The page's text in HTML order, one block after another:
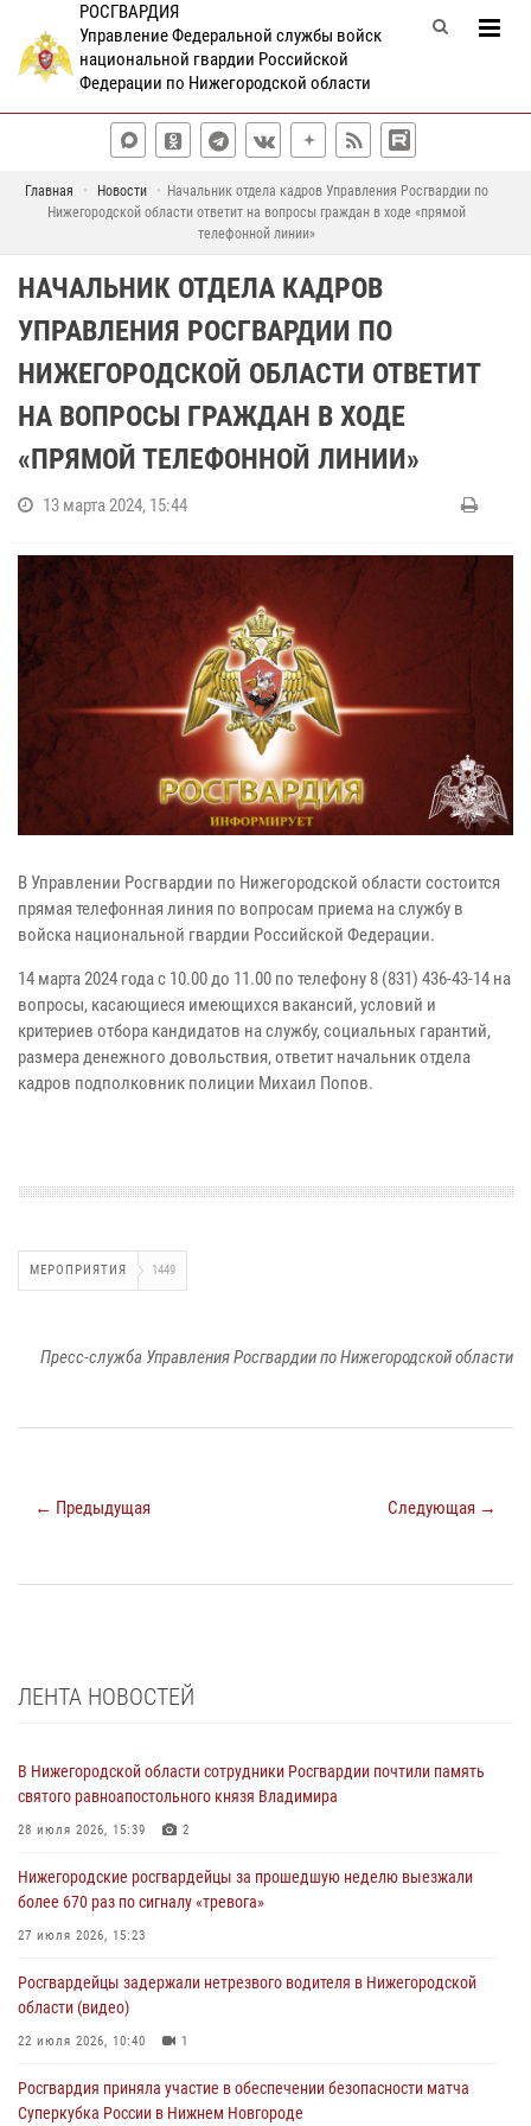
РОСГВАРДИЯ
Управление Федеральной службы войск
национальной гвардии Российской
Федерации по Нижегородской области
Главная Новости
Начальник отдела кадров Управления Росгвардии по
Нижегородской области ответит на вопросы граждан в ходе «прямой
телефонной линии»
НАЧАЛЬНИК ОТДЕЛА КАДРОВ
УПРАВЛЕНИЯ РОСГВАРДИИ ПО
НИЖЕГОРОДСКОЙ ОБЛАСТИ ОТВЕТИТ
НА ВОПРОСЫ ГРАЖДАН В ХОДЕ
«ПРЯМОЙ ТЕЛЕФОННОЙ ЛИНИИ»
13 марта 2024, 15:44
В Управлении Росгвардии по Нижегородской области состоится
прямая телефонная линия по вопросам приема на службу в
войска национальной гвардии Российской Федерации.
14 марта 2024 года с 10.00 до 11.00 по телефону 8 (831) 436-43-14 на
вопросы, касающиеся имеющихся вакансий, условий и
критериев отбора кандидатов на службу, социальных гарантий,
размера денежного довольствия, ответит начальник отдела
кадров подполковник полиции Михаил Попов.
МЕРОПРИЯТИЯ 1449
Пресс-служба Управления Росгвардии по Нижегородской области
← Предыдущая Следующая →
ЛЕНТА НОВОСТЕЙ
В Нижегородской области сотрудники Росгвардии почтили память
святого равноапостольного князя Владимира
28 июля 2026, 15:39 2
Нижегородские росгвардейцы за прошедшую неделю выезжали
более 670 раз по сигналу «тревога»
27 июля 2026, 15:23
Росгвардейцы задержали нетрезвого водителя в Нижегородской
области (видео)
22 июля 2026, 10:40 1
Росгвардия приняла участие в обеспечении безопасности матча
Суперкубка России в Нижнем Новгороде